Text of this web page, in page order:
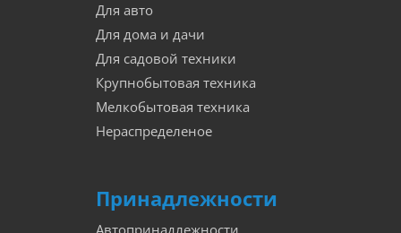
Для авто
Для дома и дачи
Для садовой техники
Крупнобытовая техника
Мелкобытовая техника
Нераспределеное
Принадлежности